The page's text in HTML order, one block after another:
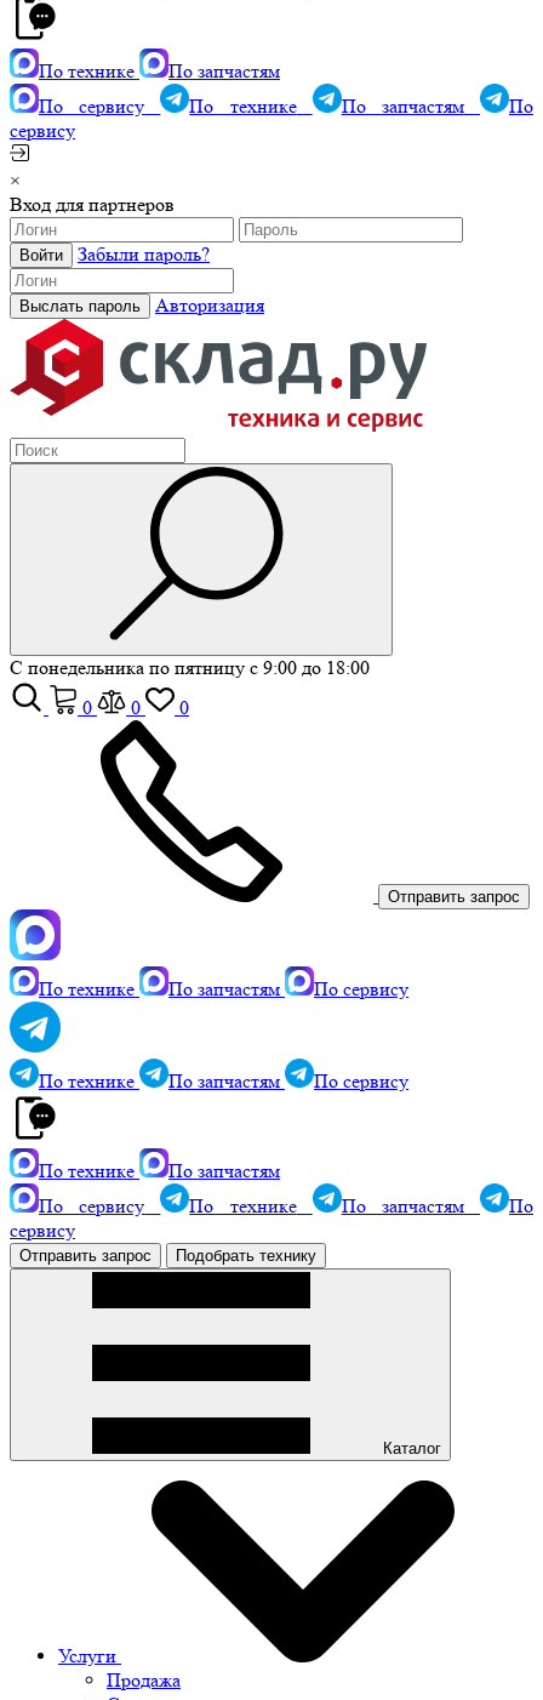
По технике
По запчастям
По сервису
По технике По запчастям
По
сервису
×
Вход для партнеров
Забыли пароль?
Авторизация
С понедельника по пятницу с 9:00 до 18:00
0
0 0
Отправить запрос
По технике По запчастям По сервису
По технике По запчастям По сервису
По технике
По запчастям
По сервису
По технике По запчастям
По
сервису
Отправить запрос Подобрать технику
Каталог
Услуги
Продажа